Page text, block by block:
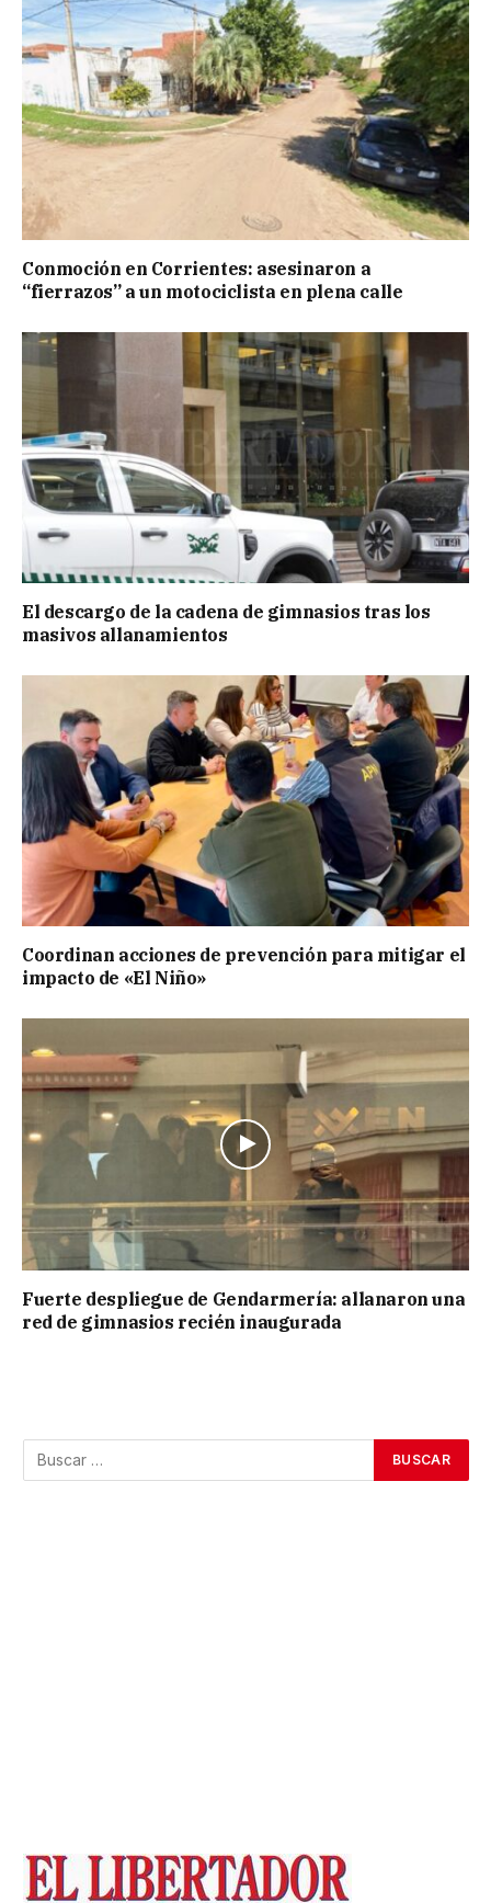
Conmoción en Corrientes: asesinaron a
“fierrazos” a un motociclista en plena calle
El descargo de la cadena de gimnasios tras los
masivos allanamientos
Coordinan acciones de prevención para mitigar el
impacto de «El Niño»
Fuerte despliegue de Gendarmería: allanaron una
red de gimnasios recién inaugurada